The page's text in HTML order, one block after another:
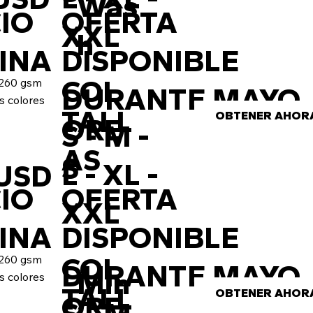
h
XXL
OFERTA
DISPONIBLE
DURANTE MAYO
gsm
colores
COL
ORE
S
TALL
AS
S - M -
L - XL -
XXL
OBTENER
OFERTA
DISPONIBLE
DURANTE MAYO
gsm
colores
COL
TALL
Min
OBTENER